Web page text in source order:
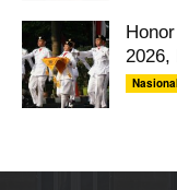
2026,
Nasional